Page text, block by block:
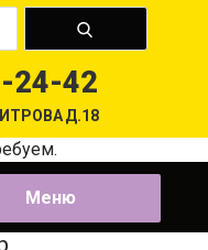
24-42
Д.18
Меню